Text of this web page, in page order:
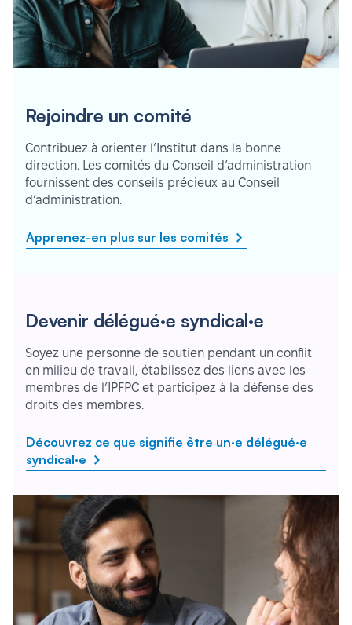
Rejoindre un comité
Contribuez à orienter l’Institut dans la bonne
direction. Les comités du Conseil d’administration
fournissent des conseils précieux au Conseil
d’administration.
Apprenez-en plus sur les comités
Devenir délégué·e syndical·e
Soyez une personne de soutien pendant un conflit
en milieu de travail, établissez des liens avec les
membres de l’IPFPC et participez à la défense des
droits des membres.
Découvrez ce que signifie être un·e délégué·e
syndical·e